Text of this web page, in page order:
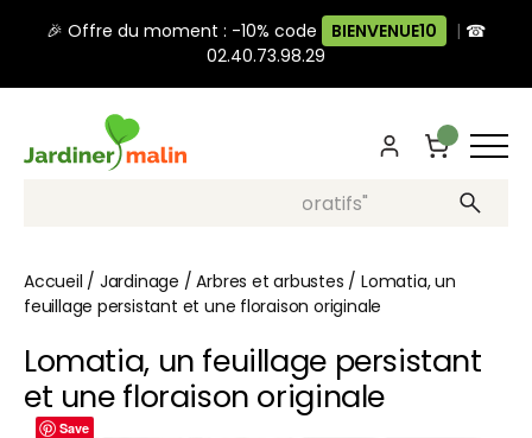
🎉 Offre du moment : -10% code BIENVENUE10 | ☎
02.40.73.98.29
Recherche, ex: "pots décoratifs"
Accueil / Jardinage /Arbres et arbustes /Lomatia, un
feuillage persistant et une floraison originale
Lomatia, un feuillage persistant
et une floraison originale
Save